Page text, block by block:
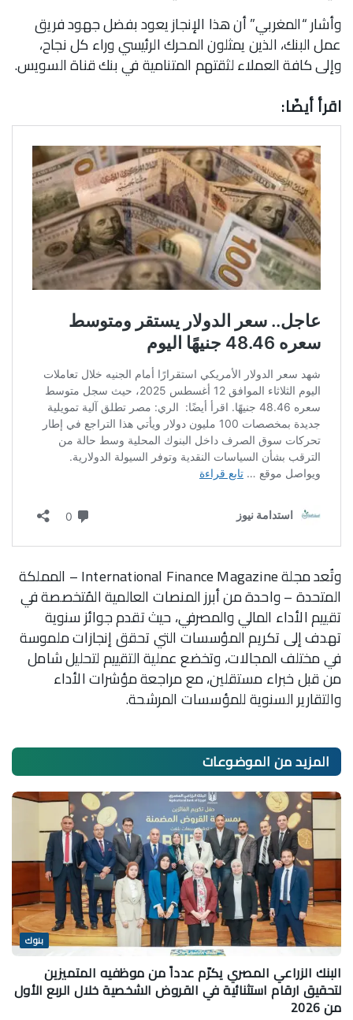
وأشار “المغربي” أن هذا الإنجاز يعود بفضل جهود فريق
عمل البنك، الذين يمثلون المحرك الرئيسي وراء كل نجاح،
وإلى كافة العملاء لثقتهم المتنامية في بنك قناة السويس.
اقرأ أيضًا:
وتُعد مجلة International Finance Magazine – المملكة
المتحدة – واحدة من أبرز المنصات العالمية المُتخصصة في
تقييم الأداء المالي والمصرفي، حيث تقدم جوائز سنوية
تهدف إلى تكريم المؤسسات التي تحقق إنجازات ملموسة
في مختلف المجالات، وتخضع عملية التقييم لتحليل شامل
من قبل خبراء مستقلين، مع مراجعة مؤشرات الأداء
والتقارير السنوية للمؤسسات المرشحة.
المزيد منالموضوعات
بنوك
البنك الزراعي المصري يكرّم عدداً من موظفيه المتميزين
لتحقيق ارقام استثنائية في القروض الشخصية خلال الربع الأول
من 2026